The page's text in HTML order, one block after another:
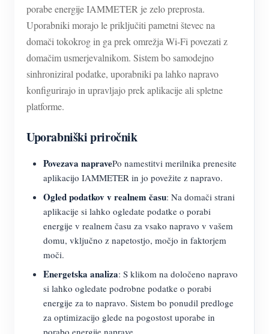
porabe energije IAMMETER je zelo preprosta.
Uporabniki morajo le priključiti pametni števec na
domači tokokrog in ga prek omrežja Wi-Fi povezati z
domačim usmerjevalnikom. Sistem bo samodejno
sinhroniziral podatke, uporabniki pa lahko napravo
konfigurirajo in upravljajo prek aplikacije ali spletne
platforme.
Uporabniški priročnik
Povezava napravePo namestitvi merilnika prenesite
aplikacijo IAMMETER in jo povežite z napravo.
Ogled podatkov v realnem času: Na domači strani
aplikacije si lahko ogledate podatke o porabi
energije v realnem času za vsako napravo v vašem
domu, vključno z napetostjo, močjo in faktorjem
moči.
Energetska analiza: S klikom na določeno napravo
si lahko ogledate podrobne podatke o porabi
energije za to napravo. Sistem bo ponudil predloge
za optimizacijo glede na pogostost uporabe in